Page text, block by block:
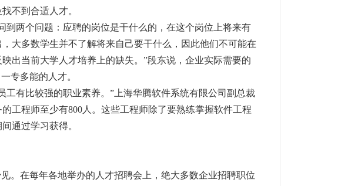
不到合适人才。
到两个问题：应聘的岗位是干什么的，在这个岗位上将来有
大多数学生并不了解将来自己要干什么，因此他们不可能在
出当前大学人才培养上的缺失。”段东说，企业实际需要的
专多能的人才。
工有比较强的职业素养。”上海华腾软件系统有限公司副总裁
工程师至少有800人。这些工程师除了要熟练掌握软件工程
通过学习获得。
。在每年各地举办的人才招聘会上，绝大多数企业招聘职位